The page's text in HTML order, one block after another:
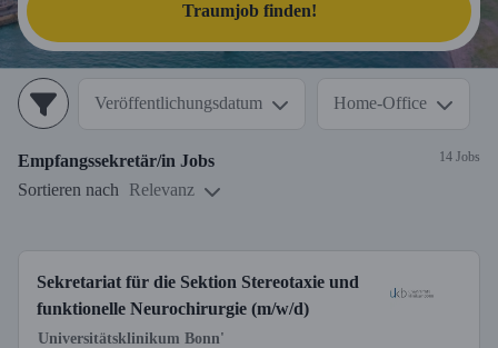
Traumjob finden!
Veröffentlichungsdatum Home-Office
Empfangssekretär/in Jobs 14 Jobs
Sortieren nach Relevanz
Sekretariat für die Sektion Stereotaxie und
funktionelle Neurochirurgie (m/w/d)
Universitätsklinikum Bonn'